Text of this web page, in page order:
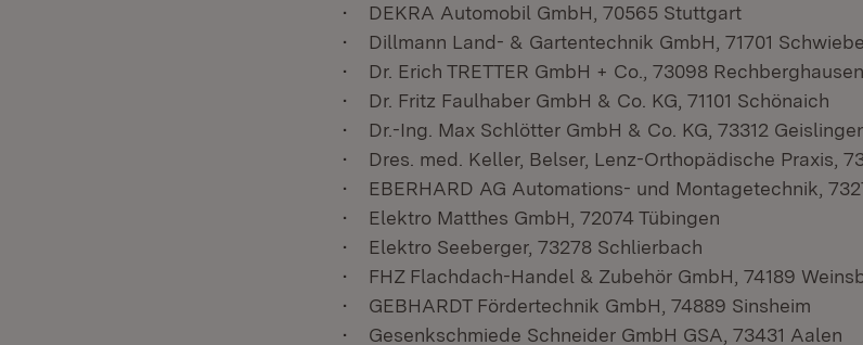
• DEKRA Automobil GmbH, 70565 Stuttgart
• Dillmann Land- & Gartentechnik GmbH, 71701
• Dr. Erich TRETTER GmbH + Co., 73098 Rechberghausen
• Dr. Fritz Faulhaber GmbH & Co. KG, 71101 Schönaich
• Dr.-Ing. Max Schlötter GmbH & Co. KG, 73312
• Dres. med. Keller, Belser, Lenz-Orthopädische Praxis,
• EBERHARD AG Automations- und Montagetechnik,
• Elektro Matthes GmbH, 72074 Tübingen
• Elektro Seeberger, 73278 Schlierbach
• FHZ Flachdach-Handel & Zubehör GmbH, 74189
• GEBHARDT Fördertechnik GmbH, 74889 Sinsheim
• Gesenkschmiede Schneider GmbH GSA, 73431 Aalen